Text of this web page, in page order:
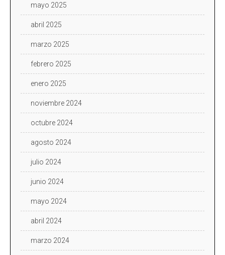
mayo 2025
abril 2025
marzo 2025
febrero 2025
enero 2025
noviembre 2024
octubre 2024
agosto 2024
julio 2024
junio 2024
mayo 2024
abril 2024
marzo 2024